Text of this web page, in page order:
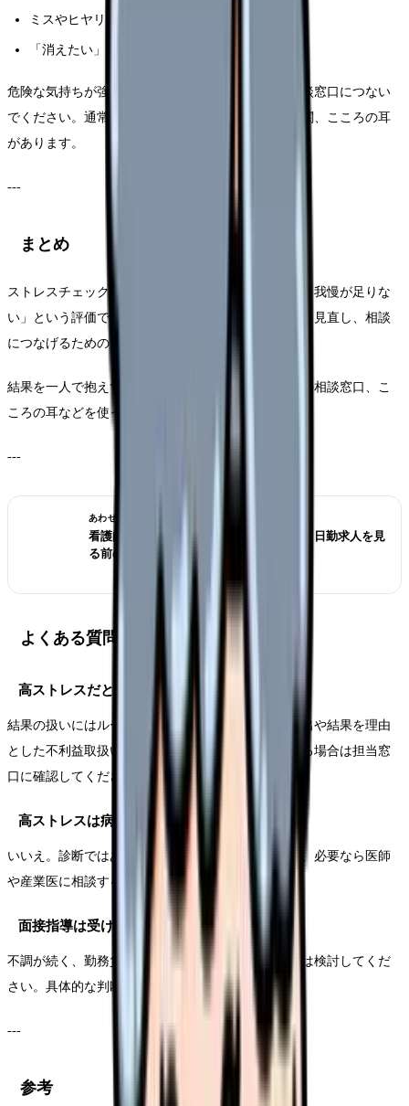
ミスやヒヤリハットが増えている
「消えたい」など危険な気持ちがある
危険な気持ちが強い場合は、地域の救急や緊急の相談窓口につない
でください。通常の相談先として、産業医、医療機関、こころの耳
があります。
---
まとめ
ストレスチェックで高ストレスだった場合、それは「我慢が足りな
い」という評価ではありません。働き方や職場環境を見直し、相談
につなげるためのサインです。
結果を一人で抱えず、医師面接指導、産業医、職場の相談窓口、こ
ころの耳などを使ってください。
---
あわせて読みたい
看護師が夜勤なしにすると給料は下がる？日勤求人を見
る前の収入チェック
よくある質問
高ストレスだと職場に知られますか？
結果の扱いにはルールがあります。面接指導の申し出や結果を理由
とした不利益取扱いは禁止されています。不安がある場合は担当窓
口に確認してください。
高ストレスは病気という意味ですか？
いいえ。診断ではありません。心身の負担を見直し、必要なら医師
や産業医に相談するためのサインです。
面接指導は受けたほうがいいですか？
不調が続く、勤務負担が大きい、相談先がない場合は検討してくだ
さい。具体的な判断は本人の状態によります。
---
参考